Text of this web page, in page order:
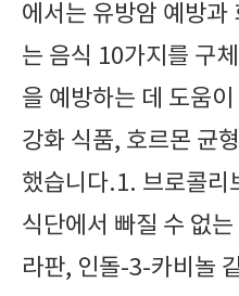
에서는 유방암 예방과
는 음식 10가지를 구
을 예방하는 데 도움
강화 식품, 호르몬 균
했습니다.1. 브로콜리
식단에서 빠질 수 없
라판, 인돌-3-카비놀